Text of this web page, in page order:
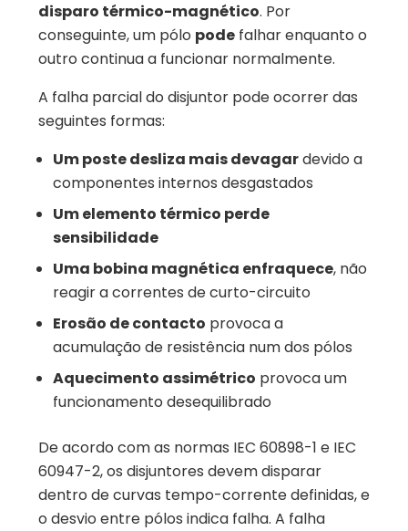
disparo térmico-magnético. Por
conseguinte, um pólo pode falhar enquanto o
outro continua a funcionar normalmente.
A falha parcial do disjuntor pode ocorrer das
seguintes formas:
Um poste desliza mais devagardevido a
componentes internos desgastados
Um elemento térmico perde
sensibilidade
Uma bobina magnética enfraquece, não
reagir a correntes de curto-circuito
Erosão de contacto provoca a
acumulação de resistência num dos pólos
Aquecimento assimétrico provoca um
funcionamento desequilibrado
De acordo com as normas IEC 60898-1 e IEC
60947-2, os disjuntores devem disparar
dentro de curvas tempo-corrente definidas, e
o desvio entre pólos indica falha. A falha